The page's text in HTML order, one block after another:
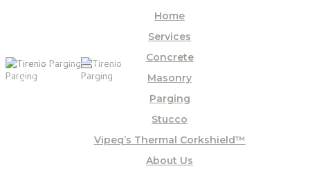
Home
Services
Concrete
Masonry
Parging
Stucco
Vipeq’s Thermal Corkshield™
About Us